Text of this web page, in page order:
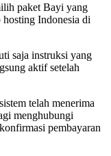
paket Bayi yang
Indonesia di
saja instruksi yang
aktif setelah
telah menerima
menghubungi
pembayaran